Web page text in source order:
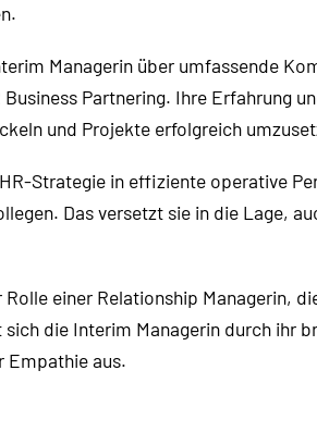
Managerin über umfassende
Partnering. Ihre Erfahrung
und Projekte erfolgreich
Strategie in effiziente operative
Das versetzt sie in die Lage,
einer Relationship Managerin,
die Interim Managerin durch ihr
Empathie aus.